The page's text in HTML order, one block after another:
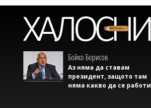
Бойко Борисов
Аз няма да ставам
президент, защото там
няма какво да се работи